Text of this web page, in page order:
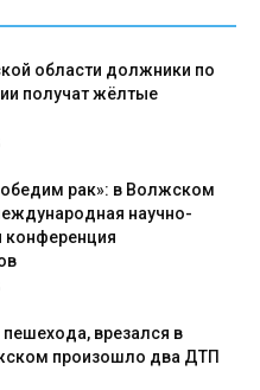
области должники по
получат жёлтые
рак»: в Волжском
научно-
конференция
пешехода, врезался в
произошло два ДТП